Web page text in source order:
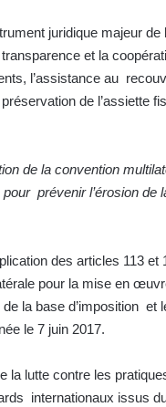
juridique majeur
et la
l’assistance au
de l’assiette
de la convention
prévenir l’érosion de
des articles 113
pour la mise en
la base d’imposition
le 7 juin 2017.
la lutte contre les
internationaux issus